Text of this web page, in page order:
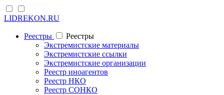
LIDREKON.RU
Реестры
Реестры
Экстремистские материалы
Экстремистские ссылки
Экстремистские организации
Реестр иноагентов
Реестр НКО
Реестр СОНКО